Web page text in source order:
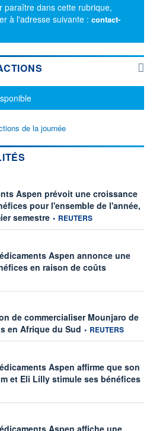
paraître dans cette rubrique,
à l'adresse suivante : contact-
de la journée
Aspen prévoit une croissance
pour l'ensemble de l'année,
semestre information fournie par
• REUTERS
Aspen annonce une
en raison de coûts
par
de commercialiser Mounjaro de
en Afrique du Sud information fournie par
• REUTERS
Aspen affirme que son
et Eli Lilly stimule ses bénéfices
Aspen affiche une